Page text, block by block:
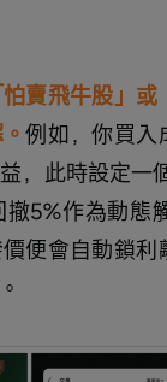
賣飛牛股」
例如，你買入
，此時設定一
5%作為動態
便會自動鎖